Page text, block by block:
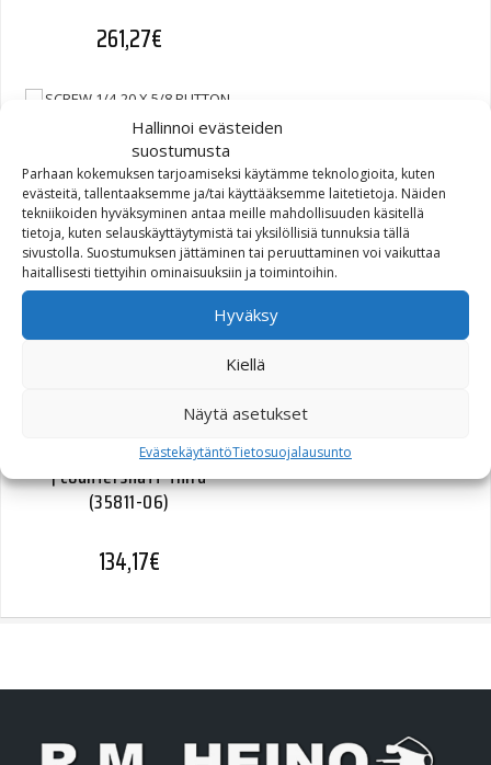
Hallinnoi evästeiden
suostumusta
Parhaan kokemuksen tarjoamiseksi käytämme teknologioita, kuten
evästeitä, tallentaaksemme ja/tai käyttääksemme laitetietoja. Näiden
tekniikoiden hyväksyminen antaa meille mahdollisuuden käsitellä
tietoja, kuten selauskäyttäytymistä tai yksilöllisiä tunnuksia tällä
sivustolla. Suostumuksen jättäminen tai peruuttaminen voi vaikuttaa
haitallisesti tiettyihin ominaisuuksiin ja toimintoihin.
Hyväksy
Kiellä
Näytä asetukset
EvästekäytäntöTietosuojalausunto
261,27€
SCREW 1/4-20 X 5/8
BUTTON HEAD SEMS TORX
T-27, WITH LOCKPATCH
(ZINC) (10200422)
GEAR, COUNTERSHAFT, 3RD
| countershaft-third
(35811-06)
134,17€